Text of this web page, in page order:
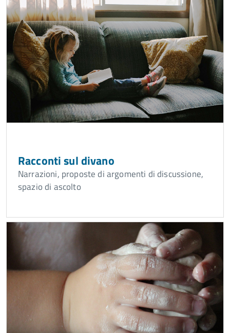
Racconti sul divano
Narrazioni, proposte di argomenti di discussione,
spazio di ascolto